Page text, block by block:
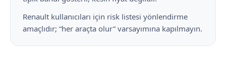
Renault kullanıcıları için risk listesi yönlendirme
amaçlıdır; “her araçta olur” varsayımına kapılmayın.